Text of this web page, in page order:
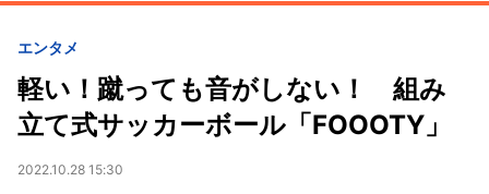
エンタメ
軽い！蹴っても音がしない！ 組み
立て式サッカーボール「FOOOTY」
2022.10.28 15:30